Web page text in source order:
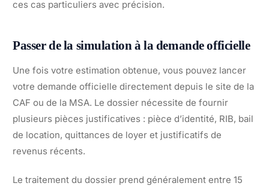
ces cas particuliers avec précision.
Passer de la simulation à la demande officielle
Une fois votre estimation obtenue, vous pouvez lancer
votre demande officielle directement depuis le site de la
CAF ou de la MSA. Le dossier nécessite de fournir
plusieurs pièces justificatives : pièce d’identité, RIB, bail
de location, quittances de loyer et justificatifs de
revenus récents.
Le traitement du dossier prend généralement entre 15